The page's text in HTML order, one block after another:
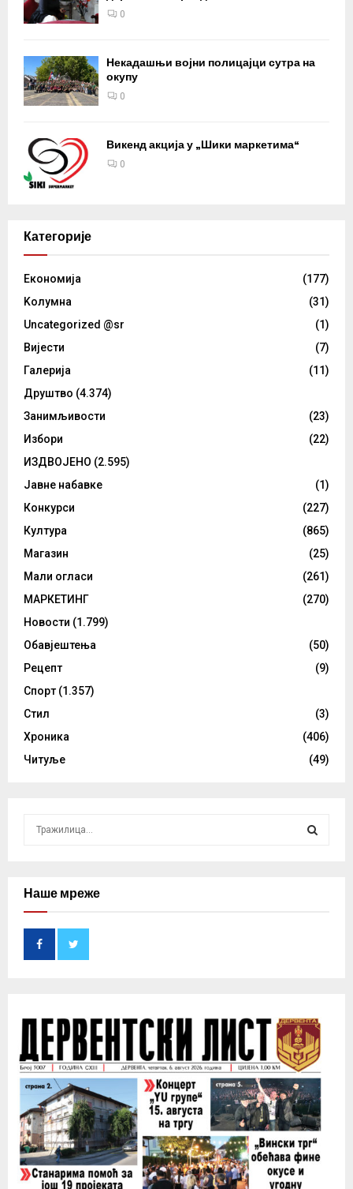
0
Некадашњи војни полицајци сутра на
окупу
0
Викенд акција у „Шики маркетима“
0
Категорије
Eкономија
(177)
Kолумнa
(31)
Uncategorized @sr
(1)
Вијести
(7)
Галерија
(11)
Друштво (4.374)
Занимљивости
(23)
Избори
(22)
ИЗДВОЈЕНО (2.595)
Јавне набавке
(1)
Конкурси
(227)
Култура
(865)
Магазин
(25)
Мали огласи
(261)
МАРКЕТИНГ
(270)
Новости (1.799)
Обавјештења
(50)
Рецепт
(9)
Спорт (1.357)
Стил
(3)
Хроника
(406)
Читуље
(49)
c
H
Наше мреже